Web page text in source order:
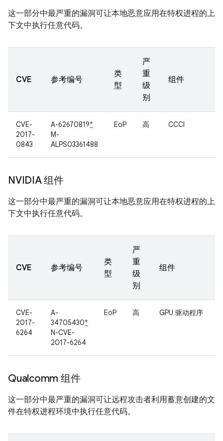
这一部分中最严重的漏洞可让本地恶意应用在特权进程的上
下文中执行任意代码。
CVE 参考编号
类
型
严
重
级
别
组件
CVE-
2017-
0843
A-62670819*
M-
ALPS03361488
EoP 高 CCCI
NVIDIA 组件
这一部分中最严重的漏洞可让本地恶意应用在特权进程的上
下文中执行任意代码。
CVE 参考编号
类
型
严
重
级
别
组件
CVE-
2017-
6264
A-
34705430*
N-CVE-
2017-6264
EoP 高 GPU 驱动程序
Qualcomm 组件
这一部分中最严重的漏洞可让远程攻击者利用蓄意创建的文
件在特权进程环境中执行任意代码。